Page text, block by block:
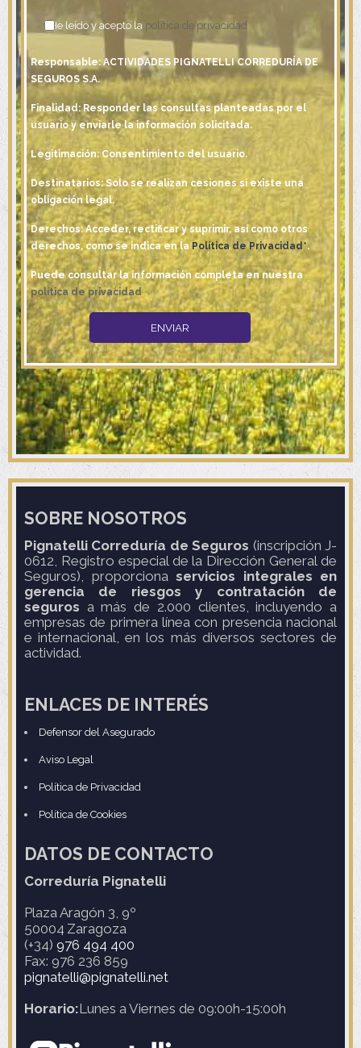
He leído y acepto la política de privacidad
Responsable: ACTIVIDADES PIGNATELLI CORREDURÍA DE
SEGUROS S.A.
Finalidad: Responder las consultas planteadas por el
usuario y enviarle la información solicitada.
Legitimación: Consentimiento del usuario.
Destinatarios: Solo se realizan cesiones si existe una
obligación legal.
Derechos: Acceder, rectificar y suprimir, así como otros
derechos, como se indica en la Política de Privacidad*.
Puede consultar la información completa en nuestra
política de privacidad
SOBRE NOSOTROS
Pignatelli Correduría de Seguros (inscripción J-
0612, Registro especial de la Dirección General de
Seguros), proporciona servicios integrales en
gerencia de riesgos y contratación de
seguros a más de 2.000 clientes, incluyendo a
empresas de primera línea con presencia nacional
e internacional, en los más diversos sectores de
actividad.
ENLACES DE INTERÉS
Defensor del Asegurado
Aviso Legal
Política de Privacidad
Política de Cookies
DATOS DE CONTACTO
Correduría Pignatelli
Plaza Aragón 3, 9º
50004 Zaragoza
(+34) 976 494 400
Fax: 976 236 859
pignatelli@pignatelli.net
Horario:Lunes a Viernes de 09:00h-15:00h